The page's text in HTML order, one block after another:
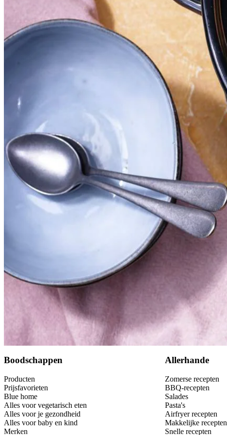
laurierbladen
stukjesfoelie
30 gRoyal funghi gedroogde paddenstoelen
800 mlwater
2 elextra vierge olijfolie
Dit heb je nodig
Boodschappen
Producten
Prijsfavorieten
Blue home
Alles voor vegetarisch eten
Alles voor je gezondheid
Alles voor baby en kind
Merken
Allerhande
Zomerse recepten
BBQ-recepten
Salades
Pasta's
Airfryer recepten
Makkelijke recepten
Snelle recepten